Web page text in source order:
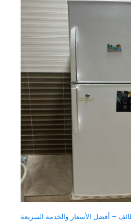
– أفضل الأسعار والخدمة السريعة